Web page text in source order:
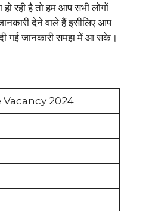
रही है तो हम आप सभी लोगों
देने वाले हैं इसीलिए आप
दी गई जानकारी समझ में आ सके।
2024